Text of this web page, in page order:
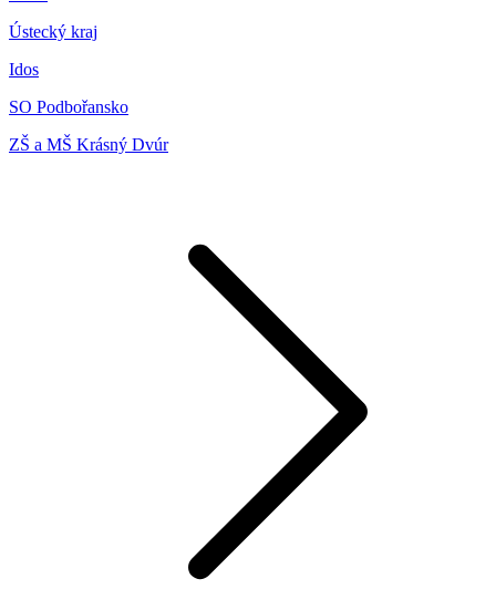
Ústecký kraj
Idos
SO Podbořansko
ZŠ a MŠ Krásný Dvúr